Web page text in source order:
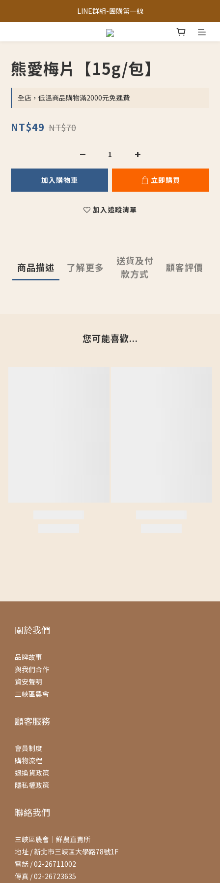
三峽區農會-獨家限定「梨仔筍金醬」
LINE群組-團購第一線
LINE官方客服
熊愛梅片【15g/包】
全店，低溫商品購物滿2000元免運費
NT$49 NT$70
加入購物車 立即購買
加入追蹤清單
商品描述 了解更多
送貨及付
款方式
顧客評價
您可能喜歡...
關於我們
品牌故事
與我們合作
資安聲明
三峽區農會
顧客服務
會員制度
購物流程
退換貨政策
隱私權政策
聯絡我們
三峽區農會｜鮮農直賣所
地址 / 新北市三峽區大學路78號1F
電話 / 02-26711002
傳真 / 02-26723635